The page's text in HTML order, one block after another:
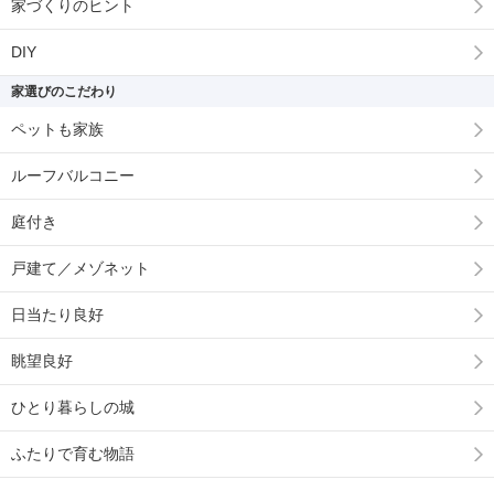
家づくりのヒント
DIY
家選びのこだわり
ペットも家族
ルーフバルコニー
庭付き
戸建て／メゾネット
日当たり良好
眺望良好
ひとり暮らしの城
ふたりで育む物語